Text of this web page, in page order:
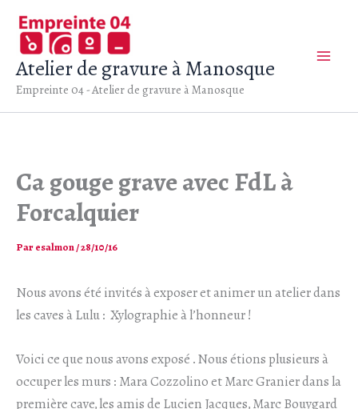
Aller
contenu
Atelier de gravure à Manosque
Empreinte 04 - Atelier de gravure à Manosque
Ca gouge grave avec FdL à
Forcalquier
Paresalmon/28/10/16
Nous avons été invités à exposer et animer un atelier dans
les caves à Lulu : Xylographie à l’honneur !
Voici ce que nous avons exposé . Nous étions plusieurs à
occuper les murs : Mara Cozzolino et Marc Granier dans la
première cave, les amis de Lucien Jacques, Marc Bouygard